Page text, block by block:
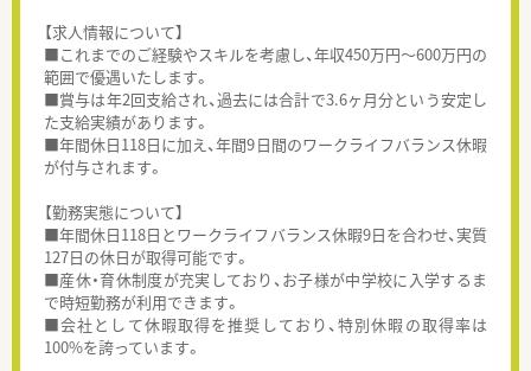
【求人情報について】
■これまでのご経験やスキルを考慮し、年収450万円～600万円の
範囲で優遇いたします。
■賞与は年2回支給され、過去には合計で3.6ヶ月分という安定し
た支給実績があります。
■年間休日118日に加え、年間9日間のワークライフバランス休暇
が付与されます。
【勤務実態について】
■年間休日118日とワークライフバランス休暇9日を合わせ、実質
127日の休日が取得可能です。
■産休・育休制度が充実しており、お子様が中学校に入学するま
で時短勤務が利用できます。
■会社として休暇取得を推奨しており、特別休暇の取得率は
100%を誇っています。